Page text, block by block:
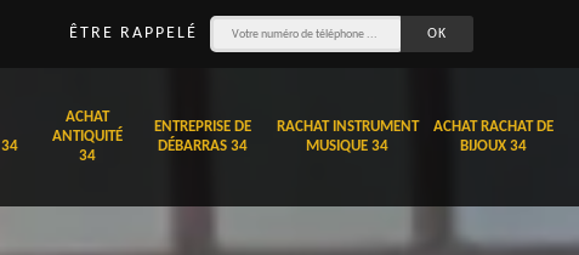
ÊTRE RAPPELÉ
34
ACHAT
ANTIQUITÉ
34
ENTREPRISE DE
DÉBARRAS 34
RACHAT INSTRUMENT
MUSIQUE 34
ACHAT RACHAT DE
BIJOUX 34